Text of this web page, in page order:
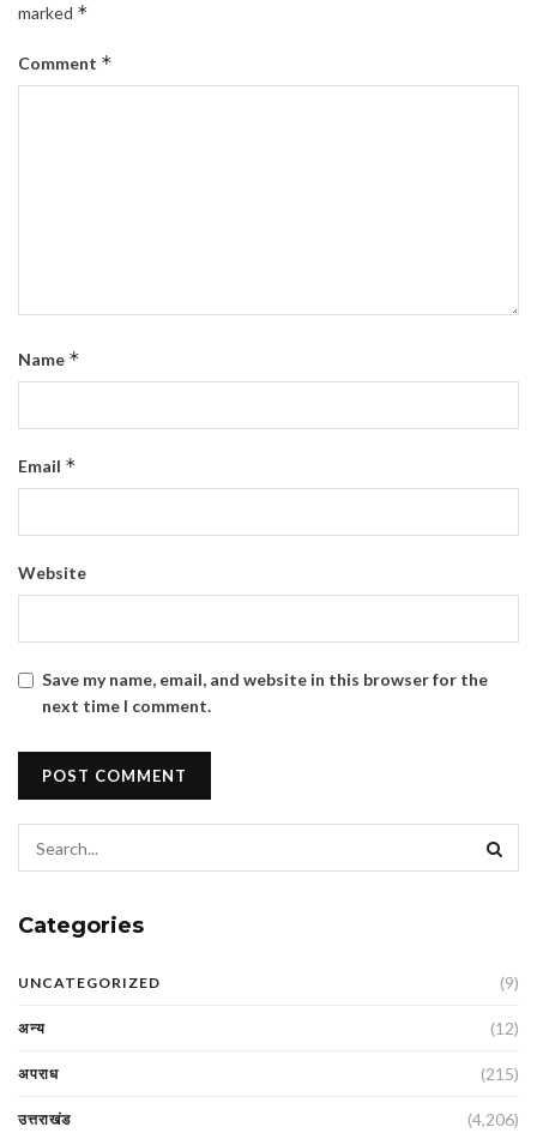
marked *
Comment *
Name *
Email *
Website
Save my name, email, and website in this browser for the
next time I comment.
Categories
UNCATEGORIZED (9)
अन्य (12)
अपराध (215)
उत्तराखंड (4,206)